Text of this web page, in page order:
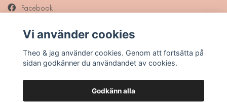
Facebook
Pinterest
Vi använder cookies
Theo & jag använder cookies. Genom att fortsätta på
sidan godkänner du användandet av cookies.
Godkänn alla